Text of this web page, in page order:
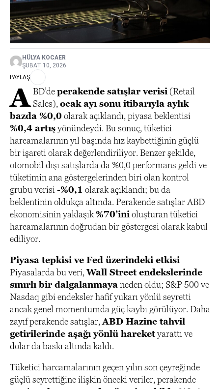
HÜLYA KOCAER
ŞUBAT 10, 2026
PAYLAŞ
A BD’deperakende satışlar verisi (Retail
Sales),ocak ayı sonu itibarıyla aylık
bazda %0,0 olarak açıklandı, piyasa beklentisi
%0,4 artışyönündeydi. Bu sonuç, tüketici
harcamalarının yıl başında hız kaybettiğinin güçlü
bir işareti olarak değerlendiriliyor. Benzer şekilde,
otomobil dışı satışlarda da %0,0 performans geldi ve
tüketimin ana göstergelerinden biri olan kontrol
grubu verisi-%0,1 olarak açıklandı; bu da
beklentinin oldukça altında. Perakende satışlar ABD
ekonomisinin yaklaşık%70’inioluşturan tüketici
harcamalarının doğrudan bir göstergesi olarak kabul
ediliyor.
Piyasa tepkisi ve Fed üzerindeki etkisi
Piyasalarda bu veri,Wall Street endekslerinde
sınırlı bir dalgalanmayaneden oldu; S&P 500 ve
Nasdaq gibi endeksler hafif yukarı yönlü seyretti
ancak genel momentumda güç kaybı görülüyor. Daha
zayıf perakende satışlar,ABD Hazine tahvil
getirilerinde aşağı yönlü hareketyarattı ve
dolar da baskı altında kaldı.
Tüketici harcamalarının geçen yılın son çeyreğinde
güçlü seyrettiğine ilişkin önceki veriler, perakende